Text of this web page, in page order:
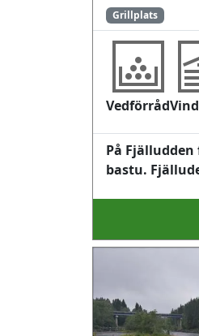
Grillplats
Vedförråd
På
bastu.